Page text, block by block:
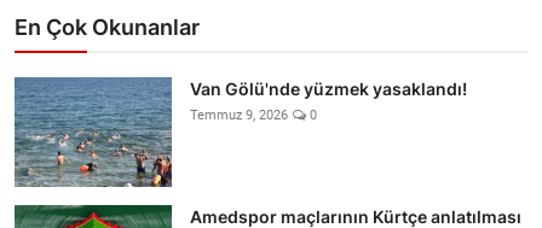
En Çok Okunanlar
Van Gölü'nde yüzmek yasaklandı!
Temmuz 9, 2026 0
Amedspor maçlarının Kürtçe anlatılması